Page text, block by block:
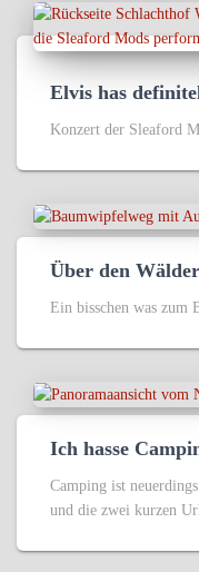
Elvis has
Konzert der Sleaford
Über den
Ein bisschen was zum
Ich hasse
Camping ist
und die zwei kurzen